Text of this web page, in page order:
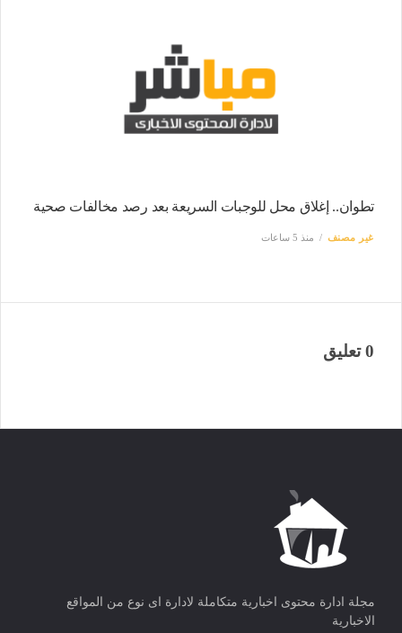
تطوان.. إغلاق محل للوجبات السريعة بعد رصد مخالفات صحية
غير مصنف منذ 5 ساعات
0 تعليق
مجلة ادارة محتوى اخبارية متكاملة لادارة اى نوع من المواقع
الاخبارية